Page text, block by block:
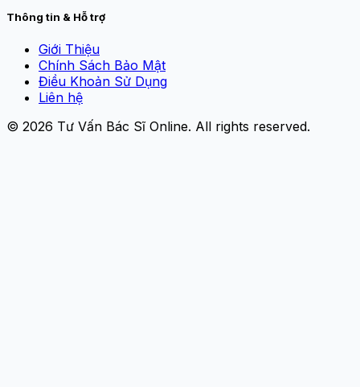
Thông tin & Hỗ trợ
Giới Thiệu
Chính Sách Bảo Mật
Điều Khoản Sử Dụng
Liên hệ
© 2026 Tư Vấn Bác Sĩ Online. All rights reserved.